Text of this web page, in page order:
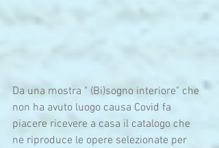
Da una mostra " (Bi)sogno interiore" che
non ha avuto luogo causa Covid fa
piacere ricevere a casa il catalogo che
ne riproduce le opere selezionate per